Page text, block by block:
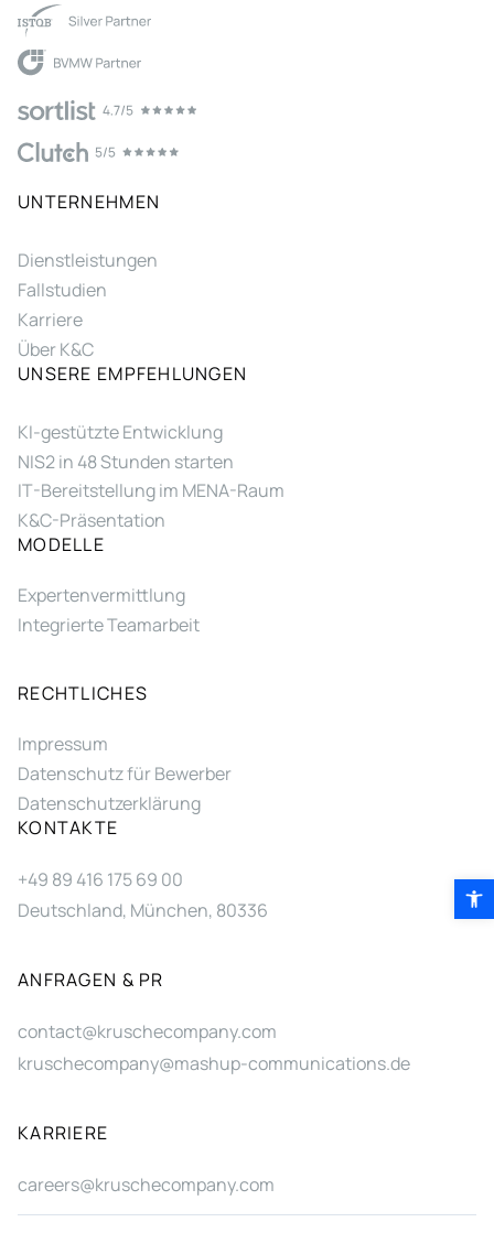
UNTERNEHMEN
Dienstleistungen
Fallstudien
Karriere
Über K&C
UNSERE EMPFEHLUNGEN
KI-gestützte Entwicklung
NIS2 in 48 Stunden starten
IT-Bereitstellung im MENA-Raum
K&C-Präsentation
MODELLE
Expertenvermittlung
Integrierte Teamarbeit
RECHTLICHES
Impressum
Datenschutz für Bewerber
Datenschutzerklärung
KONTAKTE
+49 89 416 175 69 00
Deutschland, München, 80336
ANFRAGEN & PR
contact@kruschecompany.com
kruschecompany@mashup-communications.de
KARRIERE
careers@kruschecompany.com